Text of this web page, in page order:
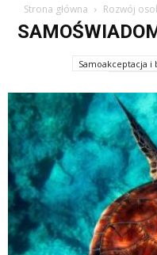
Strona główna Rozwój
Samoakceptacja